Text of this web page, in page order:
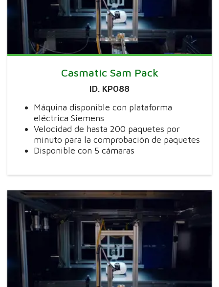
Casmatic Sam Pack
ID. KP088
Máquina disponible con plataforma
eléctrica Siemens
Velocidad de hasta 200 paquetes por
minuto para la comprobación de paquetes
Disponible con 5 cámaras